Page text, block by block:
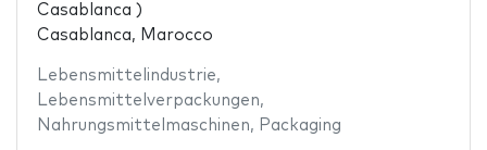
Casablanca )
Casablanca, Marocco
Lebensmittelindustrie,
Lebensmittelverpackungen,
Nahrungsmittelmaschinen, Packaging